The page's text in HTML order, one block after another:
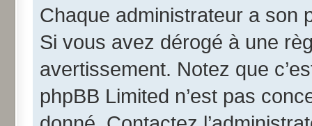
Chaque administrateur a son
Si vous avez dérogé à une
avertissement. Notez que
phpBB Limited n’est pas